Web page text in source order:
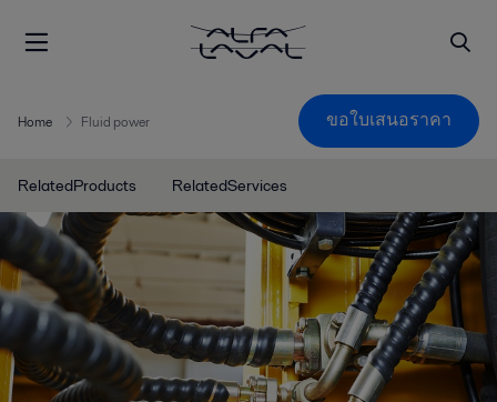
Home Fluid power ขอใบเสนอราคา
RelatedProducts RelatedServices